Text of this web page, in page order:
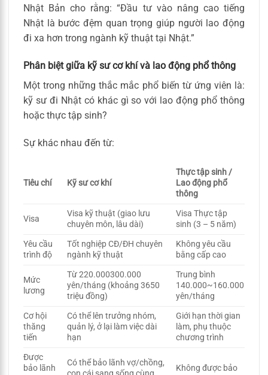
Nhật Bản cho rằng: “Đầu tư vào nâng cao tiếng
Nhật là bước đệm quan trọng giúp người lao động
đi xa hơn trong ngành kỹ thuật tại Nhật.”
Phân biệt giữa kỹ sư cơ khí và lao động phổ thông
Một trong những thắc mắc phổ biến từ ứng viên là:
kỹ sư đi Nhật có khác gì so với lao động phổ thông
hoặc thực tập sinh?
Sự khác nhau đến từ:
Tiêu chí Kỹ sư cơ khí
Thực tập sinh /
Lao động phổ
thông
Visa
Visa kỹ thuật (giao lưu
chuyên môn, lâu dài)
Visa Thực tập
sinh (3 – 5 năm)
Yêu cầu
trình độ
Tốt nghiệp CĐ/ĐH chuyên
ngành kỹ thuật
Không yêu cầu
bằng cấp cao
Mức
lương
Từ 220.000300.000
yên/tháng (khoảng 3650
triệu đồng)
Trung bình
140.000~160.000
yên/tháng
Cơ hội
thăng
tiến
Có thể lên trưởng nhóm,
quản lý, ở lại làm việc dài
hạn
Giới hạn thời gian
làm, phụ thuộc
chương trình
Được
bảo lãnh
Có thể bảo lãnh vợ/chồng,
Không được bảo